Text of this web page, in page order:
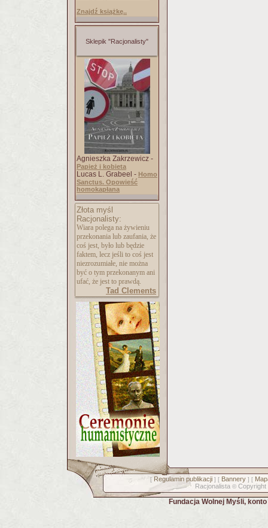
Znajdź książkę..
Sklepik "Racjonalisty"
Agnieszka Zakrzewicz -
Papież i kobieta
Lucas L. Grabeel - Homo
Sanctus. Opowieść
homokapłana
Złota myśl
Racjonalisty:
Wiara polega na żywieniu
przekonania lub zaufania, że
coś jest, było lub będzie
faktem, lecz jeśli to coś jest
niezrozumiałe, nie można
być o tym przekonanym ani
ufać, że jest to prawdą.
Tad Clements
[ Regulamin publikacji] [ Bannery] [
Racjonalista © Copyright
Fundacja Wolnej Myśli,